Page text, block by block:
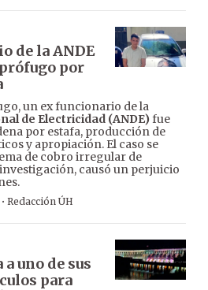
de la ANDE
por
un ex funcionario de la
de Electricidad (ANDE)fue
por estafa, producción de
y apropiación. El caso se
de cobro irregular de
causó un perjuicio
· Redacción ÚH
uno de sus
para